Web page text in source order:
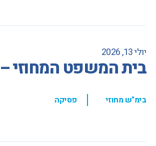
יולי 13, 2026
בית המשפט המחוזי
בימ"ש מחוזי , פסיקה